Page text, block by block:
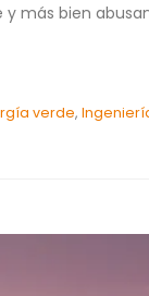
más bien
verde,